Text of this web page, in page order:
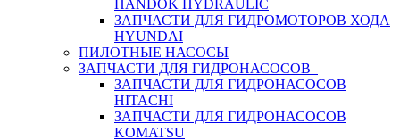
HANDOK HYDRAULIC
ЗАПЧАСТИ ДЛЯ ГИДРОМОТОРОВ ХОДА
HYUNDAI
ПИЛОТНЫЕ НАСОСЫ
ЗАПЧАСТИ ДЛЯ ГИДРОНАСОСОВ
ЗАПЧАСТИ ДЛЯ ГИДРОНАСОСОВ
HITACHI
ЗАПЧАСТИ ДЛЯ ГИДРОНАСОСОВ
KOMATSU